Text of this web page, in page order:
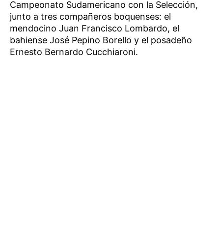
Campeonato Sudamericano con la Selección,
junto a tres compañeros boquenses: el
mendocino Juan Francisco Lombardo, el
bahiense José Pepino Borello y el posadeño
Ernesto Bernardo Cucchiaroni.